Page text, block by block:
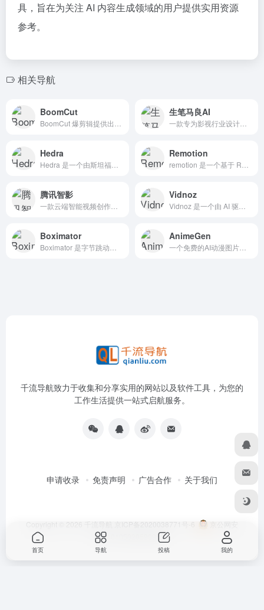
具，旨在为关注 AI 内容生成领域的用户提供实用资源
参考。
相关导航
BoomCut 生笔马良AI
Hedra Remotion
腾讯智影 Vidnoz
Boximator AnimeGen
千流导航致力于收集和分享实用的网站以及软件工具，为您的
工作生活提供一站式启航服务。
申请收录 免责声明 广告合作 关于我们
Copyright © 2026 千流导航 京ICP备2020038771号-6
京公网安
备11010502059096号
首页 导航 投稿 我的